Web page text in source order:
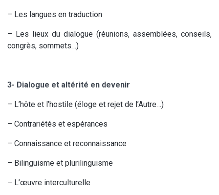
– Les langues en traduction
– Les lieux du dialogue (réunions, assemblées, conseils,
congrès, sommets…)
3- Dialogue et altérité en devenir
– L’hôte et l’hostile (éloge et rejet de l’Autre…)
– Contrariétés et espérances
– Connaissance et reconnaissance
– Bilinguisme et plurilinguisme
– L’œuvre interculturelle